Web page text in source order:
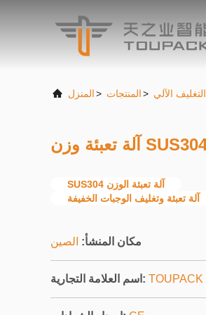
المنزل> المنتجات> الآلي
SUS304 آلة تعبئة الوزن
آلة تعبئة وتغليف الوجبات الخفيفة
مكان المنشأ: الصين
اسم العلامة التجارية: TOUPACK